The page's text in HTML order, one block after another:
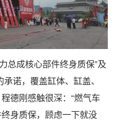
总成核心部件终身质保”及
诺，覆盖缸体、缸盖、
德刚感触很深：“燃气车
身质保，顾虑一下就没